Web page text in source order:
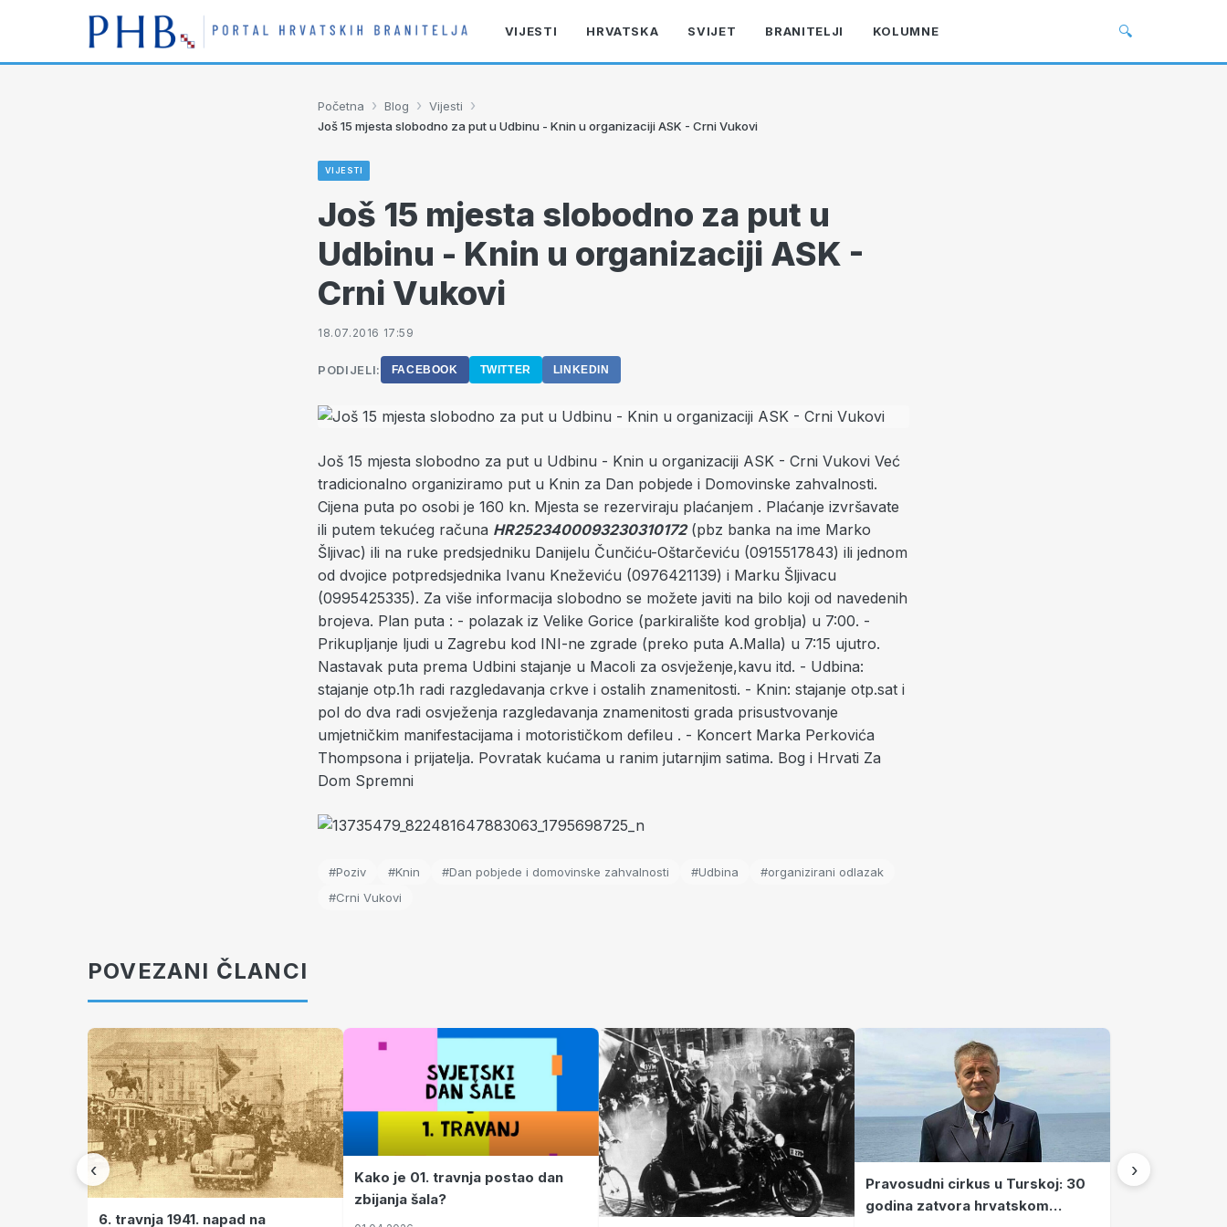
VIJESTI HRVATSKA SVIJET BRANITELJI KOLUMNE 🔍
Početna › Blog › Vijesti ›
Još 15 mjesta slobodno za put u Udbinu - Knin u organizaciji ASK - Crni Vukovi
VIJESTI
Još 15 mjesta slobodno za put u
Udbinu - Knin u organizaciji ASK -
Crni Vukovi
18.07.2016 17:59
PODIJELI: FACEBOOK TWITTER LINKEDIN
Još 15 mjesta slobodno za put u Udbinu - Knin u organizaciji ASK - Crni Vukovi Već
tradicionalno organiziramo put u Knin za Dan pobjede i Domovinske zahvalnosti.
Cijena puta po osobi je 160 kn. Mjesta se rezerviraju plaćanjem . Plaćanje izvršavate
ili putem tekućeg računa HR2523400093230310172(pbz banka na ime Marko
Šljivac) ili na ruke predsjedniku Danijelu Čunčiću-Oštarčeviću (0915517843) ili jednom
od dvojice potpredsjednika Ivanu Kneževiću (0976421139) i Marku Šljivacu
(0995425335). Za više informacija slobodno se možete javiti na bilo koji od navedenih
brojeva. Plan puta : - polazak iz Velike Gorice (parkiralište kod groblja) u 7:00. -
Prikupljanje ljudi u Zagrebu kod INI-ne zgrade (preko puta A.Malla) u 7:15 ujutro.
Nastavak puta prema Udbini stajanje u Macoli za osvježenje,kavu itd. - Udbina:
stajanje otp.1h radi razgledavanja crkve i ostalih znamenitosti. - Knin: stajanje otp.sat i
pol do dva radi osvježenja razgledavanja znamenitosti grada prisustvovanje
umjetničkim manifestacijama i motorističkom defileu . - Koncert Marka Perkovića
Thompsona i prijatelja. Povratak kućama u ranim jutarnjim satima. Bog i Hrvati Za
Dom Spremni
#Poziv #Knin #Dan pobjede i domovinske zahvalnosti #Udbina
#organizirani odlazak
#Crni Vukovi
POVEZANI ČLANCI
‹
6. travnja 1941. napad na
Kako je 01. travnja postao dan
zbijanja šala?
Pravosudni cirkus u Turskoj: 30
godina zatvora hrvatskom
›